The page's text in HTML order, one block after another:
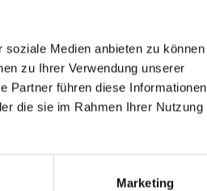
Medien anbieten zu können
zu Ihrer Verwendung unserer
Partner führen diese Informationen
die sie im Rahmen Ihrer Nutzung
Marketing